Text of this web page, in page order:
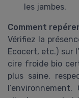
les jambes.
Comment
Vérifiez la
Ecocert, etc.) sur
cire froide bio
plus saine,